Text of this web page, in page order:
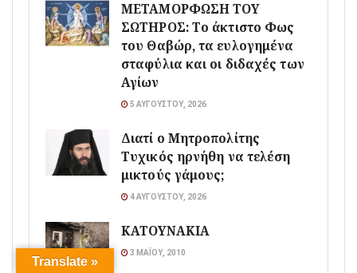
ΜΕΤΑΜΟΡΦΩΣΗ ΤΟΥ
ΣΩΤΗΡΟΣ: Το άκτιστο Φως
του Θαβώρ, τα ευλογημένα
σταφύλια και οι διδαχές των
Αγίων
5 ΑΥΓΟΎΣΤΟΥ, 2026
Διατί ο Μητροπολίτης
Τυχικός ηρνήθη να τελέση
μικτούς γάμους;
4 ΑΥΓΟΎΣΤΟΥ, 2026
ΚΑΤΟΥΝΑΚΙΑ
3 ΜΑΪ́ΟΥ, 2010
Translate »